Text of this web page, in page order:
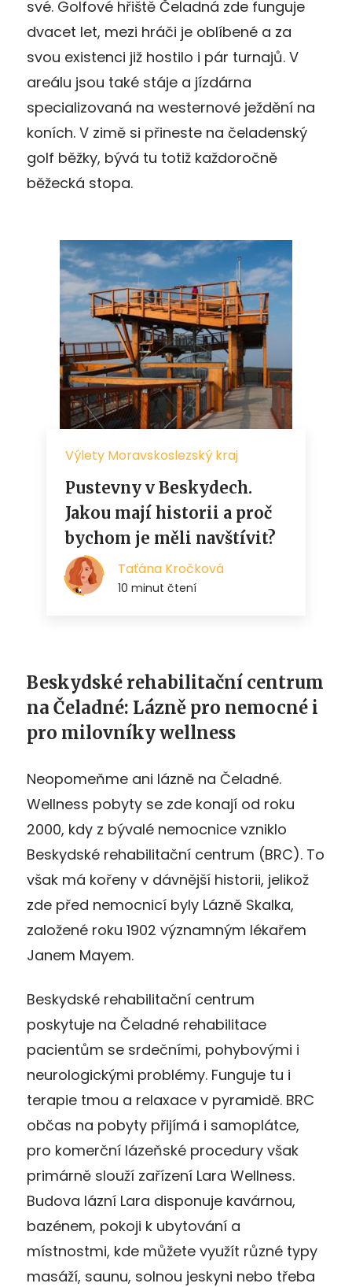
své. Golfové hřiště Čeladná zde funguje
dvacet let, mezi hráči je oblíbené a za
svou existenci již hostilo i pár turnajů. V
areálu jsou také stáje a jízdárna
specializovaná na westernové ježdění na
koních. V zimě si přineste na čeladenský
golf běžky, bývá tu totiž každoročně
běžecká stopa.
Beskydské rehabilitační centrum
na Čeladné: Lázně pro nemocné i
pro milovníky wellness
Neopomeňme ani lázně na Čeladné.
Wellness pobyty se zde konají od roku
2000, kdy z bývalé nemocnice vzniklo
Beskydské rehabilitační centrum (BRC). To
však má kořeny v dávnější historii, jelikož
zde před nemocnicí byly Lázně Skalka,
založené roku 1902 významným lékařem
Janem Mayem.
Beskydské rehabilitační centrum
poskytuje na Čeladné rehabilitace
pacientům se srdečními, pohybovými i
neurologickými problémy. Funguje tu i
terapie tmou a relaxace v pyramidě. BRC
občas na pobyty přijímá i samoplátce,
pro komerční lázeňské procedury však
primárně slouží zařízení Lara Wellness.
Budova lázní Lara disponuje kavárnou,
bazénem, pokoji k ubytování a
místnostmi, kde můžete využít různé typy
masáží, saunu, solnou jeskyni nebo třeba